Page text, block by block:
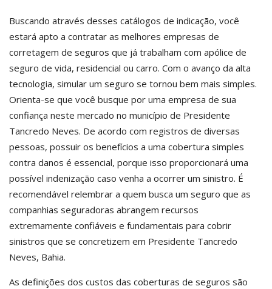
Buscando através desses catálogos de indicação, você
estará apto a contratar as melhores empresas de
corretagem de seguros que já trabalham com apólice de
seguro de vida, residencial ou carro. Com o avanço da alta
tecnologia, simular um seguro se tornou bem mais simples.
Orienta-se que você busque por uma empresa de sua
confiança neste mercado no município de Presidente
Tancredo Neves. De acordo com registros de diversas
pessoas, possuir os benefícios a uma cobertura simples
contra danos é essencial, porque isso proporcionará uma
possível indenização caso venha a ocorrer um sinistro. É
recomendável relembrar a quem busca um seguro que as
companhias seguradoras abrangem recursos
extremamente confiáveis e fundamentais para cobrir
sinistros que se concretizem em Presidente Tancredo
Neves, Bahia.
As definições dos custos das coberturas de seguros são